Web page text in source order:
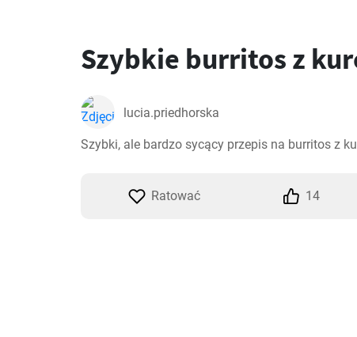
Szybkie burritos z
lucia.priedhorska
Szybki, ale bardzo sycący przepis na burritos z
Ratować 14